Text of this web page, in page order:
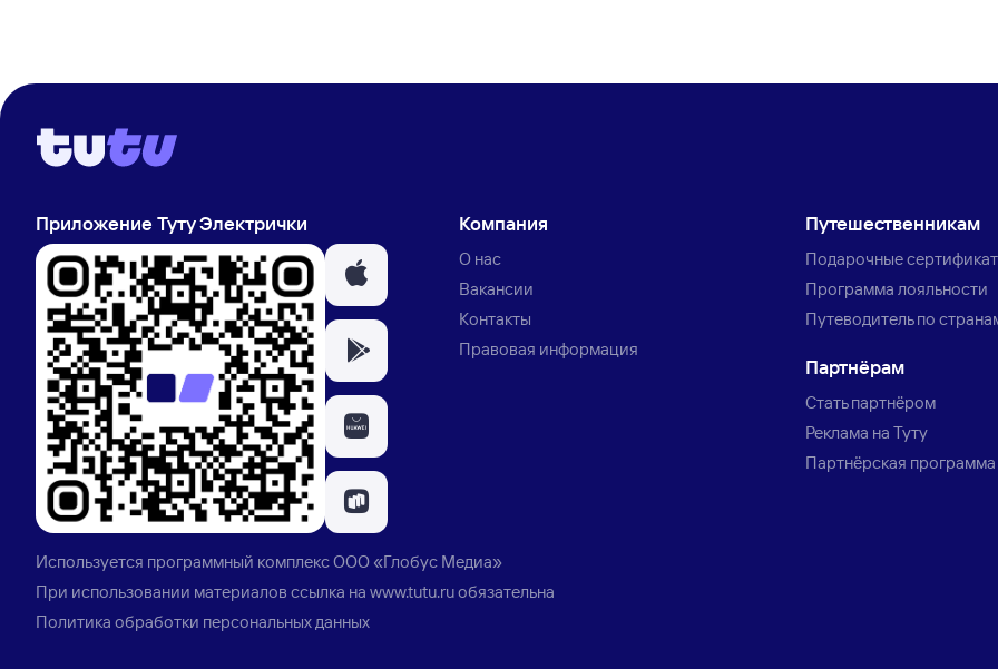
Приложение Туту Электрички Компания
О нас
Вакансии
Контакты
Правовая информация
Путешественникам
Подарочные
Программа лояльности
Путеводитель по
Партнёрам
Стать партнёром
Реклама на Туту
Партнёрская программа
Используется программный комплексООО «Глобус Медиа»
При использовании материалов ссылка на www.tutu.ruобязательна
Политика обработки персональных данных